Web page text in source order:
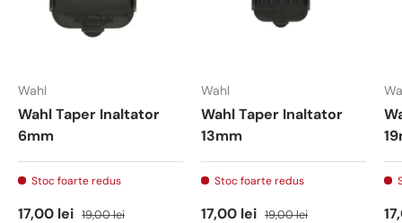
Wahl
Wahl Taper Inaltator
6mm
Stoc foarte redus
17,00 lei 19,00 lei
Wahl
Wahl Taper Inaltator
13mm
Stoc foarte redus
17,00 lei 19,00 lei